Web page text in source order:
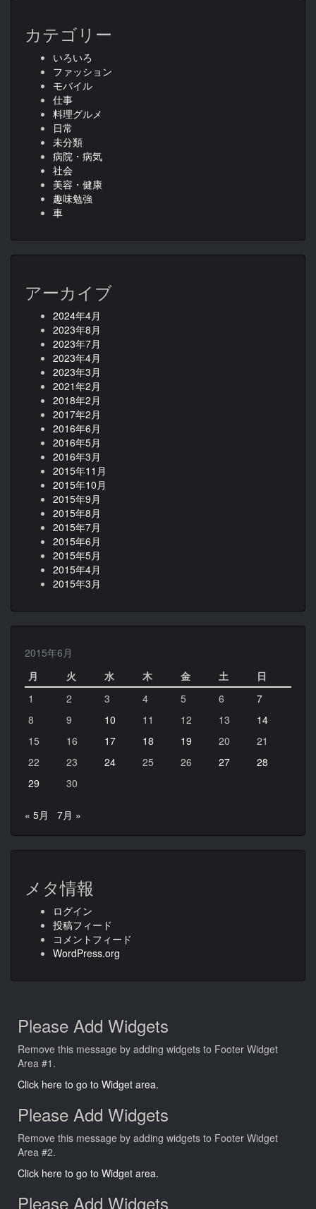
カテゴリー
いろいろ
ファッション
モバイル
仕事
料理グルメ
日常
未分類
病院・病気
社会
美容・健康
趣味勉強
車
アーカイブ
2024年4月
2023年8月
2023年7月
2023年4月
2023年3月
2021年2月
2018年2月
2017年2月
2016年6月
2016年5月
2016年3月
2015年11月
2015年10月
2015年9月
2015年8月
2015年7月
2015年6月
2015年5月
2015年4月
2015年3月
2015年6月
月
火 水 木 金 土
日
1
2 3 4 5 6
7
8
9 10 11 12 13
14
15
16 17 18 19 20
21
22
23 24 25 26 27
28
29
30
« 5月 7月 »
メタ情報
ログイン
投稿フィード
コメントフィード
WordPress.org
Please Add Widgets
Remove this message by adding widgets to Footer Widget
Area #1.
Click here to go to Widget area.
Please Add Widgets
Remove this message by adding widgets to Footer Widget
Area #2.
Click here to go to Widget area.
Please Add Widgets